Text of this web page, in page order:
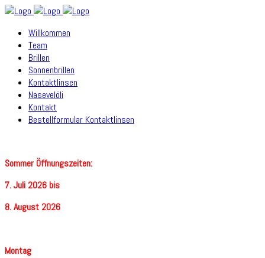
Willkommen
Team
Brillen
Sonnenbrillen
Kontaktlinsen
Nasevelöli
Kontakt
Bestellformular Kontaktlinsen
Sommer Öffnungszeiten:
7. Juli 2026 bis
8. August 2026
Montag